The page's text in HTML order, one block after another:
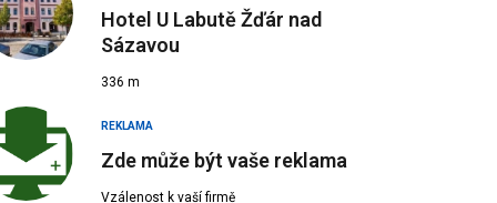
Hotel U Labutě Žďár nad
Sázavou
336 m
REKLAMA
Zde může být vaše reklama
Vzálenost k vaší firmě